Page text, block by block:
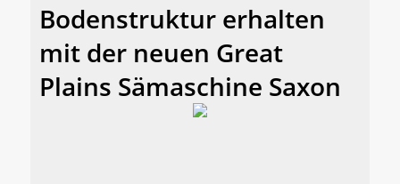
Bodenstruktur erhalten
mit der neuen Great
Plains Sämaschine Saxon